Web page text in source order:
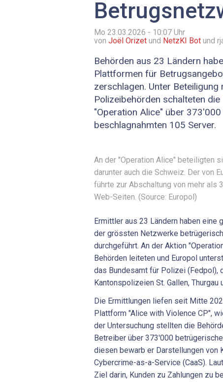
Mo 23.03.2026 - 10:07 Uhr
von Joël Orizet und NetzKI Bot und
Behörden aus 23 Ländern
Plattformen für
zerschlagen. Unter Beteiligung
Polizeibehörden schalteten
"Operation Alice" über
beschlagnahmten 105 Server.
An der "Operation Alice" beteiligten
darunter auch die Schweiz. Der von
führte zur Abschaltung von mehr als
Web-Seiten. (Source: Europol)
Ermittler aus 23 Ländern haben eine
der grössten Netzwerke
durchgeführt. An der Aktion
Behörden leiteten und Europol
das Bundesamt für Polizei (Fedpol),
Kantonspolizeien St. Gallen, Thurgau
Die Ermittlungen liefen seit Mitte
Plattform "Alice with Violence CP",
der Untersuchung stellten die
Betreiber über 373'000
diesen bewarb er Darstellungen von
Cybercrime-as-a-Service (CaaS).
Ziel darin, Kunden zu Zahlungen zu